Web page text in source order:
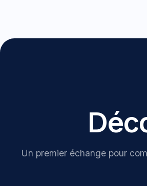
Un premier échange pour